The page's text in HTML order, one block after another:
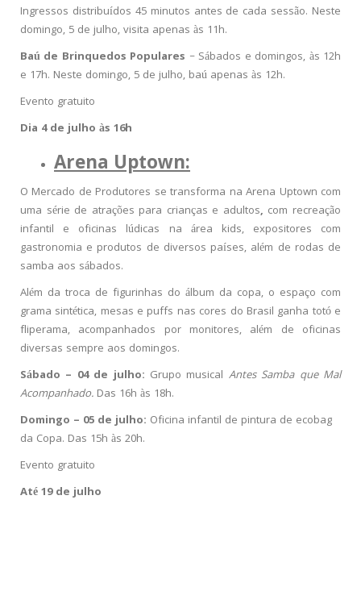
Ingressos distribuídos 45 minutos antes de cada sessão. Neste
domingo, 5 de julho, visita apenas às 11h.
Baú de Brinquedos Populares – Sábados e domingos, às 12h
e 17h. Neste domingo, 5 de julho, baú apenas às 12h.
Evento gratuito
Dia 4 de julho às 16h
Arena Uptown:
O Mercado de Produtores se transforma na Arena Uptown com
uma série de atrações para crianças e adultos, com recreação
infantil e oficinas lúdicas na área kids, expositores com
gastronomia e produtos de diversos países, além de rodas de
samba aos sábados.
Além da troca de figurinhas do álbum da copa, o espaço com
grama sintética, mesas e puffs nas cores do Brasil ganha totó e
fliperama, acompanhados por monitores, além de oficinas
diversas sempre aos domingos.
Sábado – 04 de julho: Grupo musical Antes Samba que Mal
Acompanhado. Das 16h às 18h.
Domingo – 05 de julho: Oficina infantil de pintura de ecobag
da Copa. Das 15h às 20h.
Evento gratuito
Até 19 de julho